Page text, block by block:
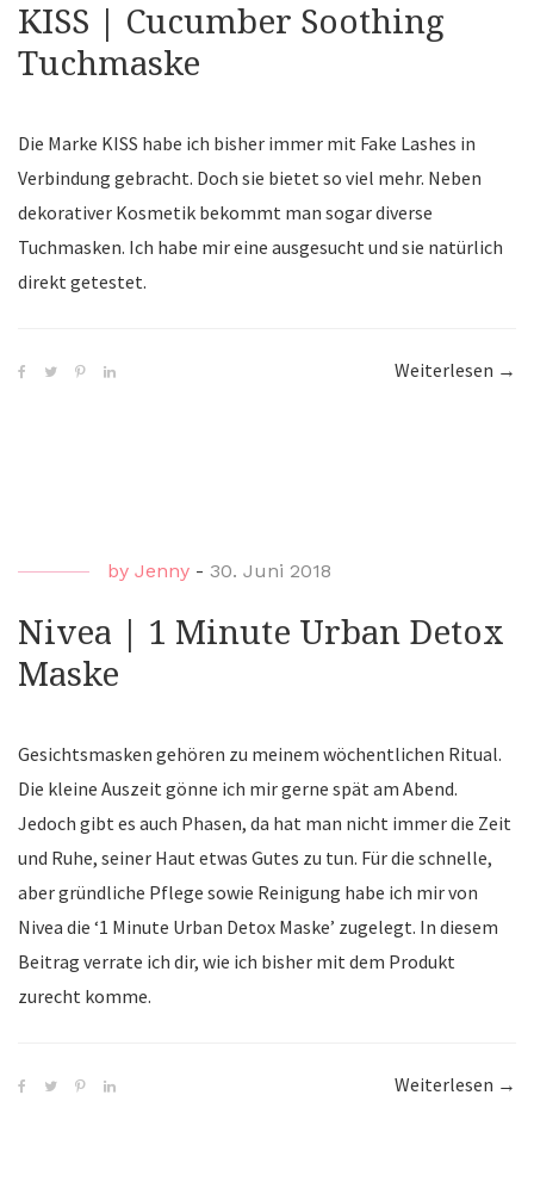
KISS | Cucumber Soothing
Tuchmaske
Die Marke KISS habe ich bisher immer mit Fake Lashes in
Verbindung gebracht. Doch sie bietet so viel mehr. Neben
dekorativer Kosmetik bekommt man sogar diverse
Tuchmasken. Ich habe mir eine ausgesucht und sie natürlich
direkt getestet.
Weiterlesen →
by Jenny - 30. Juni 2018
Nivea | 1 Minute Urban Detox
Maske
Gesichtsmasken gehören zu meinem wöchentlichen Ritual.
Die kleine Auszeit gönne ich mir gerne spät am Abend.
Jedoch gibt es auch Phasen, da hat man nicht immer die Zeit
und Ruhe, seiner Haut etwas Gutes zu tun. Für die schnelle,
aber gründliche Pflege sowie Reinigung habe ich mir von
Nivea die ‘1 Minute Urban Detox Maske’ zugelegt. In diesem
Beitrag verrate ich dir, wie ich bisher mit dem Produkt
zurecht komme.
Weiterlesen →